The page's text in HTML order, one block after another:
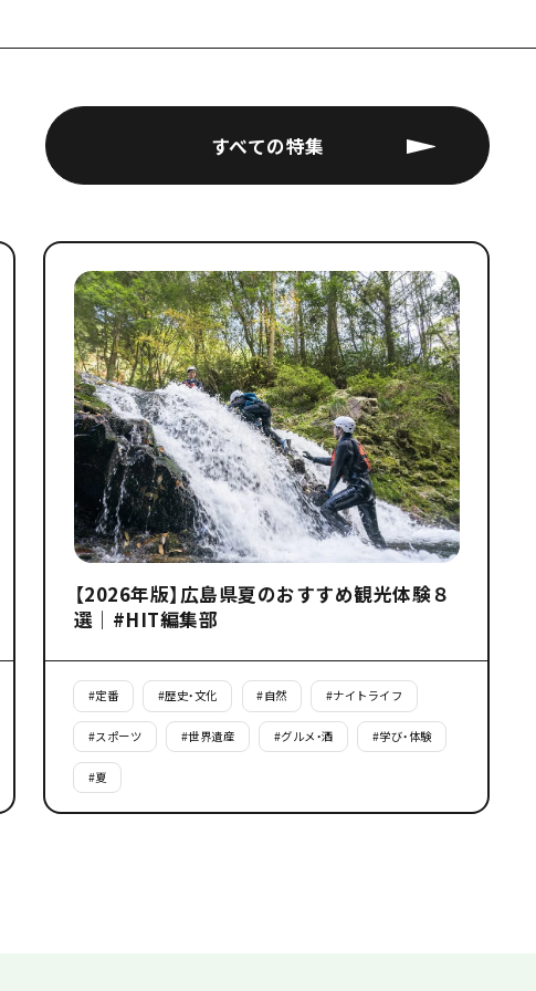
すべての特集
【2026年版】広島県夏のおすすめ観光体験８
選｜#HIT編集部
#定番 #歴史・文化 #自然 #ナイトライフ
#スポーツ #世界遺産 #グルメ・酒 #学び・体験
#夏